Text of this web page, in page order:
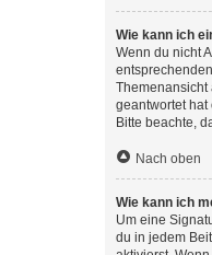
Wie kann ich
Wenn du nicht
Themenansicht
geantwortet
Bitte beachte,
Nach oben
Wie kann ich
Um eine
du in jedem